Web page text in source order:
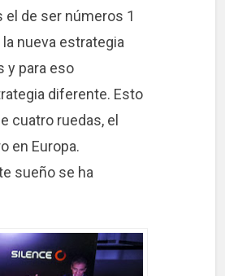
el de ser números 1
nueva estrategia
y para eso
diferente. Esto
cuatro ruedas, el
en Europa.
sueño se ha